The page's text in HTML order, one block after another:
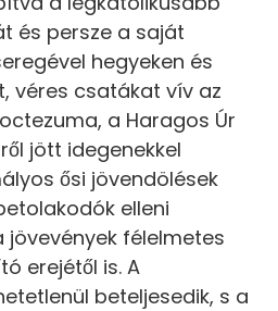
és persze a saját
hegyeken és
véres csatákat vív az
a Haragos Úr
jött idegenekkel
ősi jövendölések
elleni
jövevények félelmetes
erejétől is. A
beteljesedik, s a